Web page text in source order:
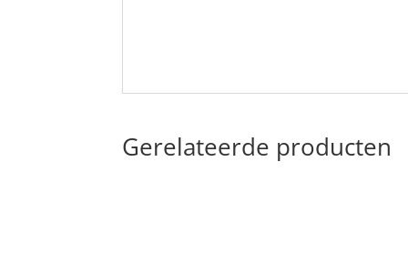
Gerelateerde producten